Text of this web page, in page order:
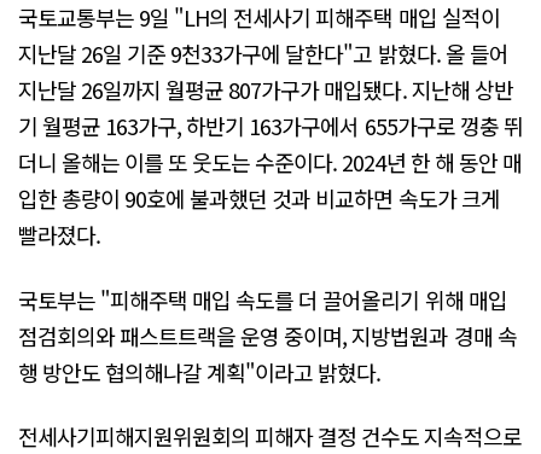
국토교통부는 9일 "LH의 전세사기 피해주택 매입 실적이
지난달 26일 기준 9천33가구에 달한다"고 밝혔다. 올 들어
지난달 26일까지 월평균 807가구가 매입됐다. 지난해 상반
기 월평균 163가구, 하반기 163가구에서 655가구로 껑충 뛰
더니 올해는 이를 또 웃도는 수준이다. 2024년 한 해 동안 매
입한 총량이 90호에 불과했던 것과 비교하면 속도가 크게
빨라졌다.
국토부는 "피해주택 매입 속도를 더 끌어올리기 위해 매입
점검회의와 패스트트랙을 운영 중이며, 지방법원과 경매 속
행 방안도 협의해나갈 계획"이라고 밝혔다.
전세사기피해지원위원회의 피해자 결정 건수도 지속적으로